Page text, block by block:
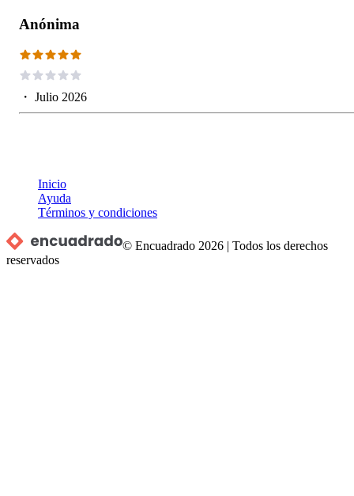
Anónima
・ Julio 2026
Inicio
Ayuda
Términos y condiciones
© Encuadrado 2026 |Todos los derechos
reservados